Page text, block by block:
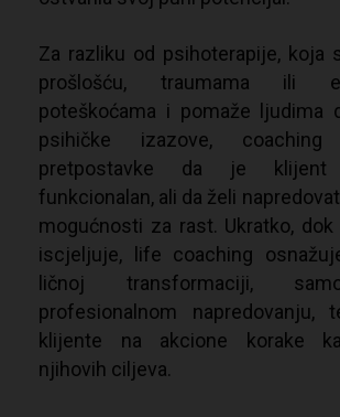
Za razliku od psihoterapije, koja
prošlošću, traumama ili
poteškoćama i pomaže ljudima
psihičke izazove,
pretpostavke da je
funkcionalan, ali da želi
mogućnosti za rast. Ukratko, dok
iscjeljuje, life coaching
ličnoj transformaciji,
profesionalnom napredovanju,
klijente na akcione korake
njihovih ciljeva.